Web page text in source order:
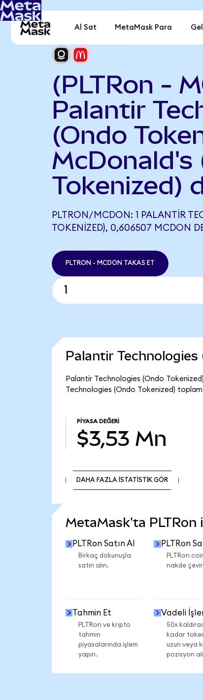
Al Sat MetaMask Para
(PLTRon -
Palantir
(Ondo
McDonald's
Tokenized)
PLTRON/MCDON: 1 PALANTIR
TOKENIZED), 0,606507 MCDON
PLTRON - MCDON TAKAS ET
Palantir
Palantir Technologies (Ondo Tokenized)
Technologies (Ondo Tokenized)
PIYASA DEĞERI
$3,53 Mn
DAHA FAZLA İSTATİSTİK GÖR
MetaMask'ta PLTRon
PLTRon Satın Al
Birkaç dokunuşla
satın alın.
PLTRon
PLTRon
nakde
Tahmin Et
PLTRon ve kripto
tahmin
piyasalarında işlem
yapın.
Vadeli
50x
kadar
uzun veya
pozisyon